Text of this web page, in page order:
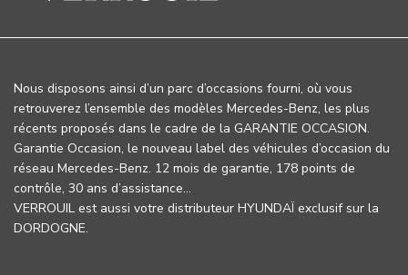
Nous disposons ainsi d’un parc d’occasions fourni, où vous
retrouverez l’ensemble des modèles Mercedes-Benz, les plus
récents proposés dans le cadre de la GARANTIE OCCASION.
Garantie Occasion, le nouveau label des véhicules d’occasion du
réseau Mercedes-Benz. 12 mois de garantie, 178 points de
contrôle, 30 ans d’assistance…
VERROUIL est aussi votre distributeur HYUNDAÏ exclusif sur la
DORDOGNE.